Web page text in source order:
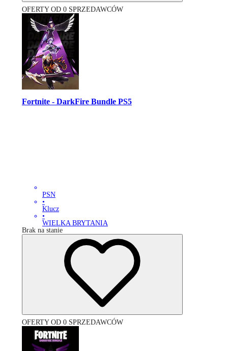
OFERTY OD 0 SPRZEDAWCÓW
Fortnite - DarkFire Bundle PS5
PSN
•
Klucz
•
WIELKA BRYTANIA
Brak na stanie
OFERTY OD 0 SPRZEDAWCÓW